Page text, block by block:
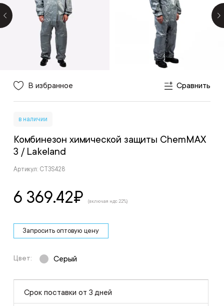
В избранное Сравнить
в наличии
Комбинезон химической защиты ChemMAX
3 / Lakeland
Артикул: CT3S428
6 369.42₽ (включая ндс 22%)
Запросить оптовую цену
Цвет: Серый
Срок поставки от 3 дней